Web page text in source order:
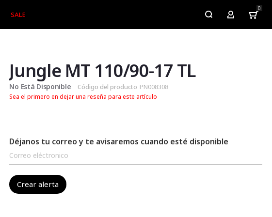
SALE My Account
0
Jungle MT 110/90-17 TL
No Está Disponible Código del producto PN008308
Sea el primero en dejar una reseña para este artículo
Déjanos tu correo y te avisaremos cuando esté disponible